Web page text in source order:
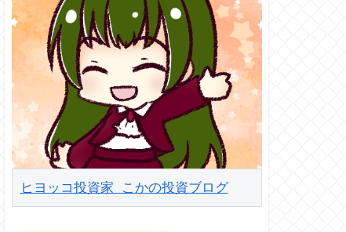
ヒヨッコ投資家 こかの投資ブログ